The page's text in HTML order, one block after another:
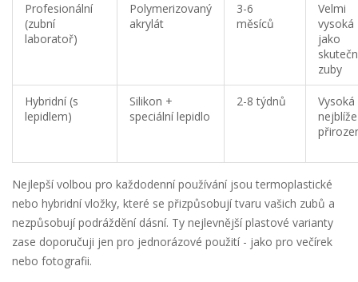
Profesionální
(zubní
laboratoř)
Polymerizovaný
akrylát
3-6
měsíců
Velmi
vysoká
jako
zuby
Hybridní (s
lepidlem)
Silikon +
speciální lepidlo
2-8 týdnů
Vysoká
nejblíže
Nejlepší volbou pro každodenní používání jsoutermoplastické
nebo hybridní vložky, které se přizpůsobují tvaru vašich zubů a
nezpůsobují podráždění dásní. Ty nejlevnější plastové varianty
zase doporučuji jen pro jednorázové použití - jako pro večírek
nebo fotografii.